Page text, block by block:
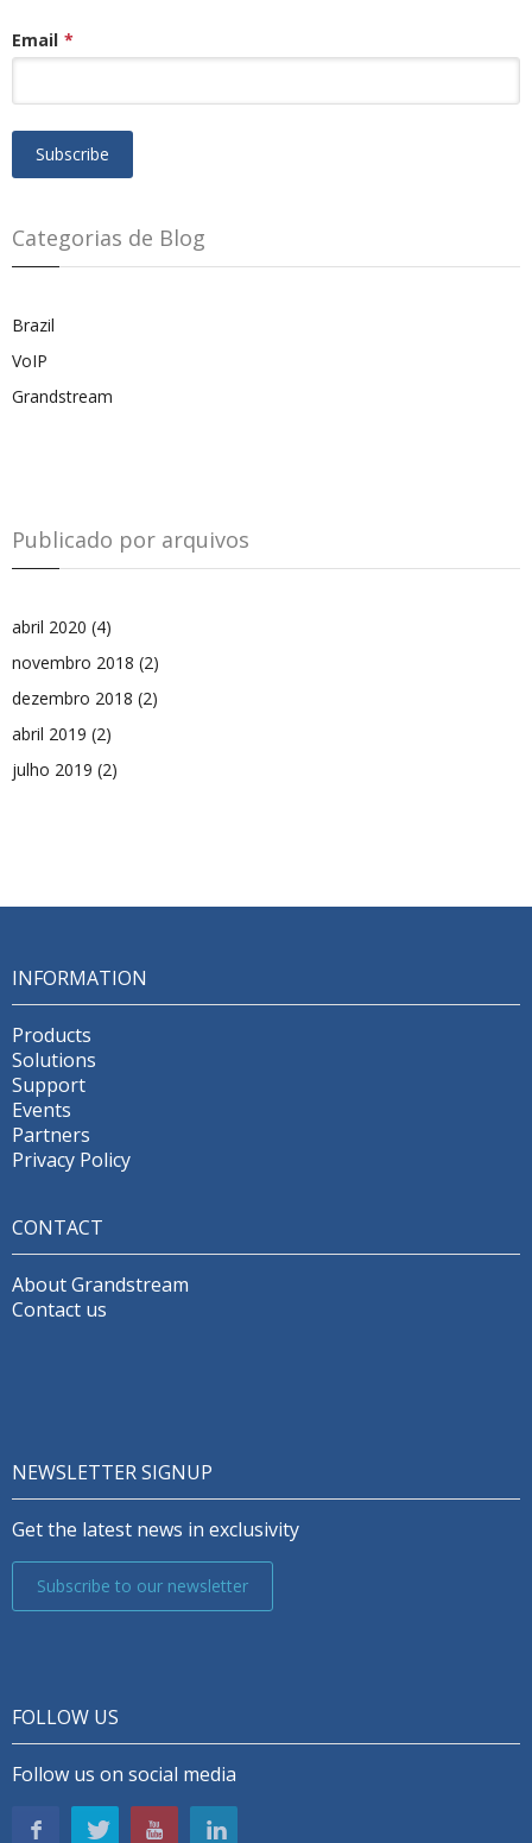
Email *
Categorias de Blog
Brazil
VoIP
Grandstream
Publicado por arquivos
abril 2020 (4)
novembro 2018 (2)
dezembro 2018 (2)
abril 2019 (2)
julho 2019 (2)
INFORMATION
Products
Solutions
Support
Events
Partners
Privacy Policy
CONTACT
About Grandstream
Contact us
NEWSLETTER SIGNUP
Get the latest news in exclusivity
Subscribe to our newsletter
FOLLOW US
Follow us on social media